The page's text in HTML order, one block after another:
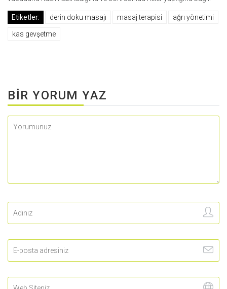
Etiketler: derin doku masajı masaj terapisi ağrı yönetimi
kas gevşetme
BIR YORUM YAZ